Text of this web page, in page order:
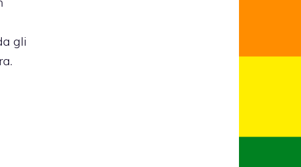
gli